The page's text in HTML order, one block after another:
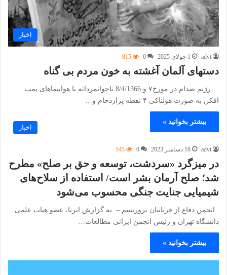
اخبار
advt 1 جولای 2025 0
815
دست­های آلمان آغشته به خون مردم بی گناه
رژيم صدام در مورخ۷ و 8/4/1366 ناجوانمردانه با هواپيماهاى بمب
افكن به صورت هولناكى ۴ نقطه پرازدحام و…
بیشتر بخوانید »
اخبار
advt 18 دسامبر 2023 0
545
در میزگرد «سردشت، توسعه و حق بر صلح» مطرح
شد؛ صلح آرمان بشر است/ استفاده از سلاح‌های
شیمیایی جنایت جنگی محسوب می‌شود
انجمن دفاع از قربانیان تروریسم – به گزارش ایرنا، عضو هیات علمی
دانشگاه تهران و رئیس انجمن ایرانی مطالعات…
بیشتر بخوانید »